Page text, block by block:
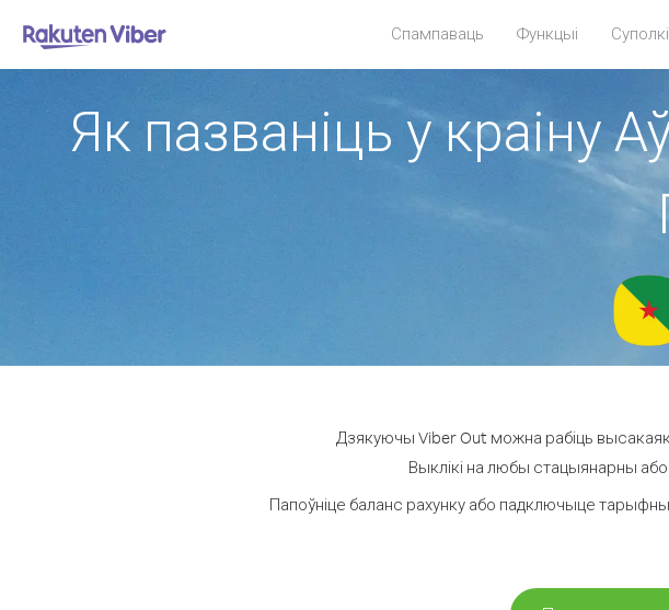
Спампаваць Функцыі Суполкі
Як пазваніць у краіну
Дзякуючы Viber Out можна рабіць
Выклікі на любы стацыянарны або
Папоўніце баланс рахунку або падключыце тарыфны